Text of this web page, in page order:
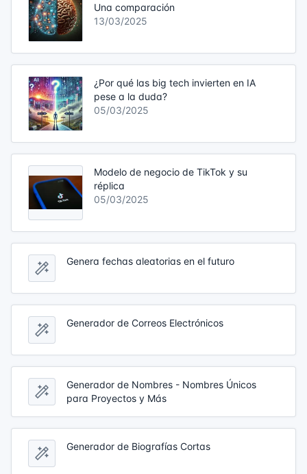
Una comparación
13/03/2025
¿Por qué las big tech invierten en IA
pese a la duda?
05/03/2025
Modelo de negocio de TikTok y su
réplica
05/03/2025
Genera fechas aleatorias en el futuro
Generador de Correos Electrónicos
Generador de Nombres - Nombres Únicos
para Proyectos y Más
Generador de Biografías Cortas